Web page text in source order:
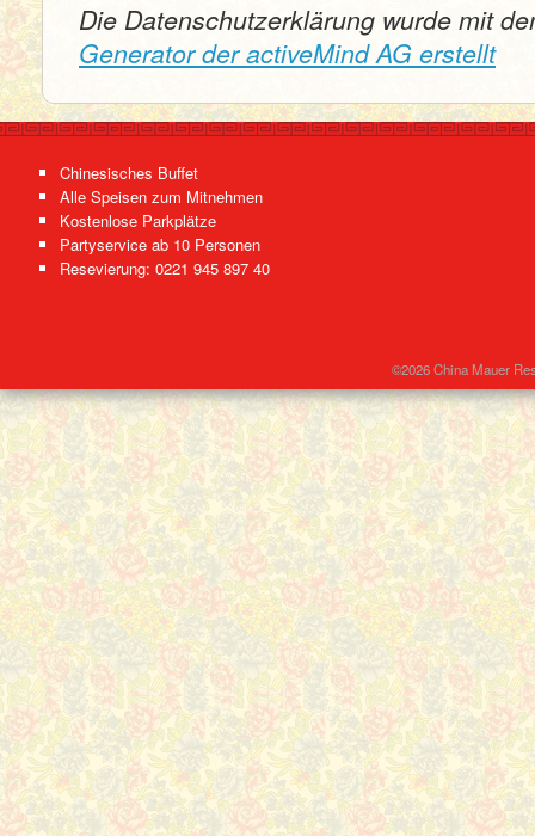
Die Datenschutzerklärung wurde mit
Generator der activeMind AG erstellt
Chinesisches Buffet
Alle Speisen zum Mitnehmen
Kostenlose Parkplätze
Partyservice ab 10 Personen
Resevierung: 0221 945 897 40
©2026 China Mauer